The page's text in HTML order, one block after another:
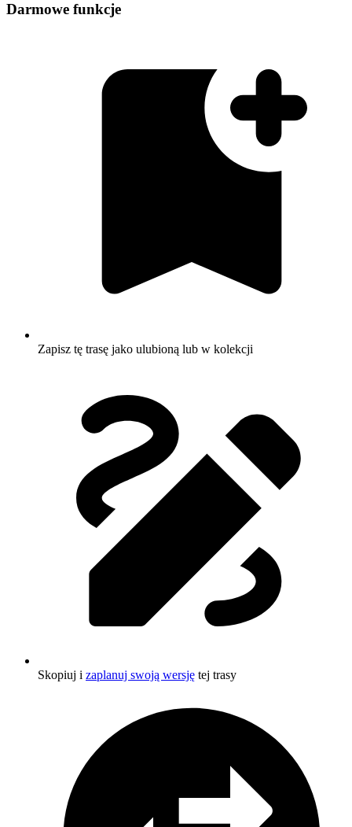
Darmowe funkcje
Zapisz tę trasę jako ulubioną lub w kolekcji
Skopiuj i zaplanuj swoją wersję tej trasy